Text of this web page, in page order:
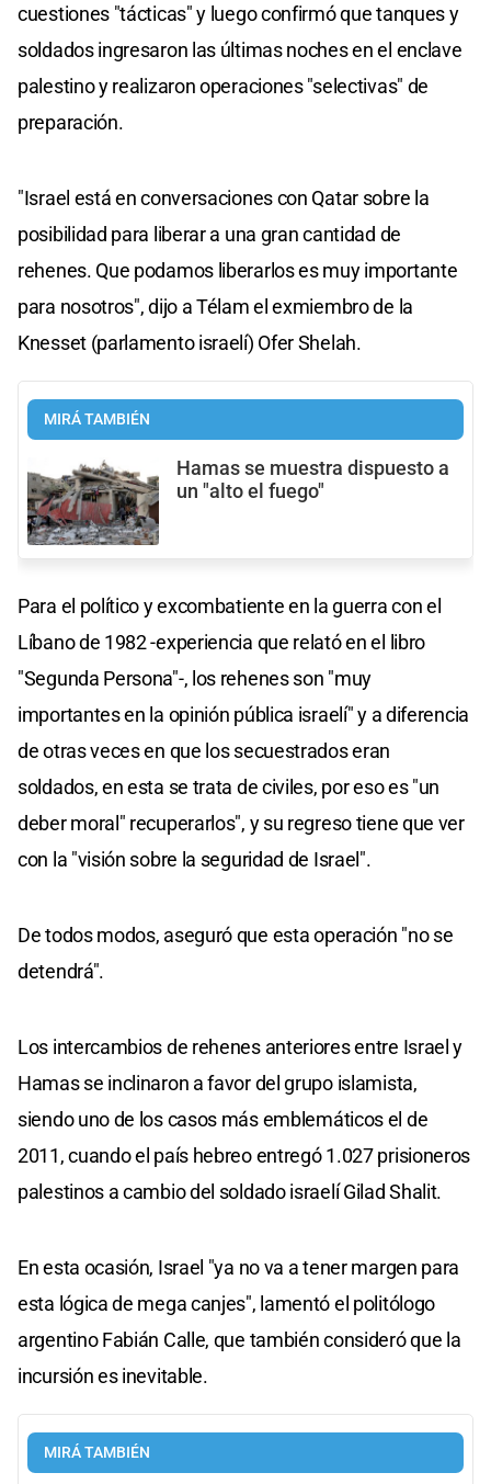
cuestiones "tácticas" y luego confirmó que tanques y
soldados ingresaron las últimas noches en el enclave
palestino y realizaron operaciones "selectivas" de
preparación.
"Israel está en conversaciones con Qatar sobre la
posibilidad para liberar a una gran cantidad de
rehenes. Que podamos liberarlos es muy importante
para nosotros", dijo a Télam el exmiembro de la
Knesset (parlamento israelí) Ofer Shelah.
MIRÁ TAMBIÉN
Hamas se muestra dispuesto a
un "alto el fuego"
Para el político y excombatiente en la guerra con el
Líbano de 1982 -experiencia que relató en el libro
"Segunda Persona"-, los rehenes son "muy
importantes en la opinión pública israelí" y a diferencia
de otras veces en que los secuestrados eran
soldados, en esta se trata de civiles, por eso es "un
deber moral" recuperarlos", y su regreso tiene que ver
con la "visión sobre la seguridad de Israel".
De todos modos, aseguró que esta operación "no se
detendrá".
Los intercambios de rehenes anteriores entre Israel y
Hamas se inclinaron a favor del grupo islamista,
siendo uno de los casos más emblemáticos el de
2011, cuando el país hebreo entregó 1.027 prisioneros
palestinos a cambio del soldado israelí Gilad Shalit.
En esta ocasión, Israel "ya no va a tener margen para
esta lógica de mega canjes", lamentó el politólogo
argentino Fabián Calle, que también consideró que la
incursión es inevitable.
MIRÁ TAMBIÉN